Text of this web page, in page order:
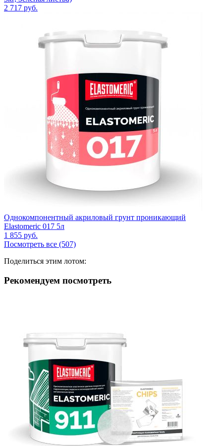
2 717 руб.
Однокомпонентный акриловый грунт проникающий
Elastomeric 017 5л
1 855 руб.
Посмотреть все (507)
Поделиться этим лотом:
Рекомендуем посмотреть